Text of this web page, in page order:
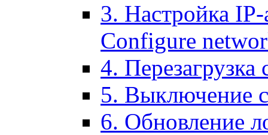
3. Настройка
Configure
4. Перезагрузка
5. Выключение
6. Обновление